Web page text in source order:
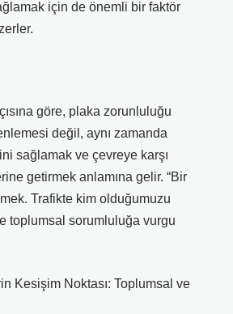
için de önemli bir faktör
göre, plaka zorunluluğu
değil, aynı zamanda
sağlamak ve çevreye karşı
getirmek anlamına gelir. “Bir
Trafikte kim olduğumuzu
toplumsal sorumluluğa vurgu
Kesişim Noktası: Toplumsal ve